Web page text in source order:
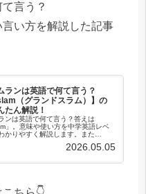
言う？
言い方を解説した記事
ランは英語で何て言う？
（グランドスラム）】の
たん解説！
ンは英語で何て言う？答えは
」。意味や使い方を中学英語レベ
かりやすく解説します。また
slam」という言葉の由来も紹
2026.05.05